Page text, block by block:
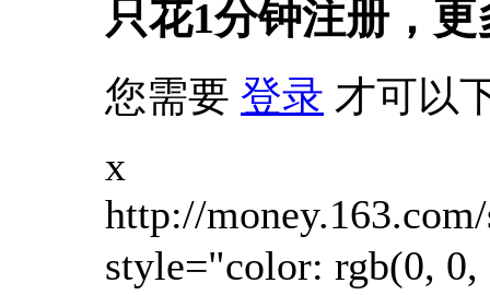
只花1分钟注册，
您需要 登录 才可以
x
http://money.163.com/special/view592/<br><div><div class="top_img" style="color: rgb(0, 0, 0); font-family: arial, 宋体; font-size: 12px; line-height: 18px;"><div class="digest_des" style="margin-top: 68px; margin-bottom: 32px; padding-right: 72px; background-image: url(http://img1.cache.netease.com/f2e/finance/special_plan/images/des_bg.png); background-attachment: initial; background-size: initial; background-origin: initial; background-clip: initial; background-position: 0px 0px; background-repeat: no-repeat;"><p style="margin-left: 100px; font-family: SimSun; font-size: 14px; line-height: 30px; color: rgb(102, 102, 102); position: relative; top: -8px; text-align: justify;">为带动国内市场，促进万亿海外消费，近日在国务院顶层推动下，我国14种日用消费品的进口关税自6月1日起普降50%。但事实上以护肤品为例，关税税率由5%将至2%，由此仅带来3%的关税减少，占进口化妆品国内零售价的比重微不足道，而彩妆类化妆品10%的关税税率未进行调整，而且彩妆类化妆品还涉及高达30%的消费税。高比例的消费税能不能降，被认为是税改更为实质性的问题。</p><p style="margin-left: 100px; font-family: SimSun; font-size: 14px; line-height: 30px; color: rgb(102, 102, 102); position: relative; top: -8px; text-align: justify;">网易财经从多位财税专家和企业界人士处获悉，中国的消费税是在增值税基础上的选择性再次征收，是具有中国特色的调节型税种，在全世界并无直接可借鉴的范例。而税收立法滞后于经济发展，其征收范围等内容已经到了亟需改革的地步。<font color="#cccccc"><span style="cursor: pointer;">[详细]</span></font></p></div><img src="http://img6.cache.netease.com/stock/2015/6/3/20150603164158ec560.jpg" style="border: 0px; width: 601px; height: 381px;"><div class="topimg_des" style="width: 601px; height: 48px; position: relative; top: -52px; background-color: rgba(255, 255, 255, 0.65098);"><p style="margin-left: 10px; font-family: SimSun; font-size: 14px; line-height: 48px; color: rgb(37, 37, 37);">税率高达30%的消费税能不能降，被认为是税改更为实质性的问题。</p></div></div><div class="article_contents" style="padding-bottom: 30px; width: 602px; color: rgb(0, 0, 0); font-family: arial, 宋体; font-size: 12px; line-height: 18px;"><div class="title_style" style="width: 6px; height: 24px; float: left; position: relative; top: 7px; background-color: rgb(255, 102, 0);"></div><h2 style="margin-bottom: 30px; margin-left: 18px; font-size: 24px; font-family: 'Microsoft YaHei'; line-height: 35px; color: rgb(37, 37, 37);">关税降低带来的降价空间微不足道</h2><p style="margin-bottom: 30px; font-family: SimSun; font-size: 14px; line-height: 30px; color: rgb(37, 37, 37); text-indent: 2em; text-align: justify;">为拉回万亿海外消费，由国务院总理亲自推动的降关税迅速落地。从6月1日起，包括服装、鞋靴、护肤品、纸尿裤等14类日用消费品的进口关税税率平均降幅超过50%。</p><p style="margin-bottom: 30px; font-family: SimSun; font-size: 14px; line-height: 30px; color: rgb(37, 37, 37); text-indent: 2em; text-align: justify;">关降税了，但价格会不会降还不好说。一位要求匿名的大型外资化妆品公司税务总监告诉网易财经，此次护肤品关税下调对国内化妆品价格的影响极其有限，护肤品关税税率从原先的5%下调到2%，假设某护肤品进口完税价格为100元，，关税成本只减少了3元钱。如果该护肤品在国内市场零售价格为300元，则关税成本的减少仅占到国内市场零售价格的1%，由关税降低带来的降价空间实在是微不足道。</p><p style="margin-bottom: 30px; font-family: SimSun; font-size: 14px; line-height: 30px; color: rgb(37, 37, 37); text-indent: 2em; text-align: justify;">但有意思的是，中国调低关税后，包括欧莱雅、雅诗兰黛和资生堂等在内的外资化妆品巨头都相继发表声明将调整在中国市场的产品售价。对此，业内将原因归结于外资品牌如今面临的市场困境，降税正好给了这些“骄傲”的品牌降价的一个台阶。例如高端品牌香奈儿早在今年3月就宣布了其降价计划，而这与关税显然并无关系。</p><p style="margin-bottom: 30px; font-family: SimSun; font-size: 14px; line-height: 30px; color: rgb(37, 37, 37); text-indent: 2em; text-